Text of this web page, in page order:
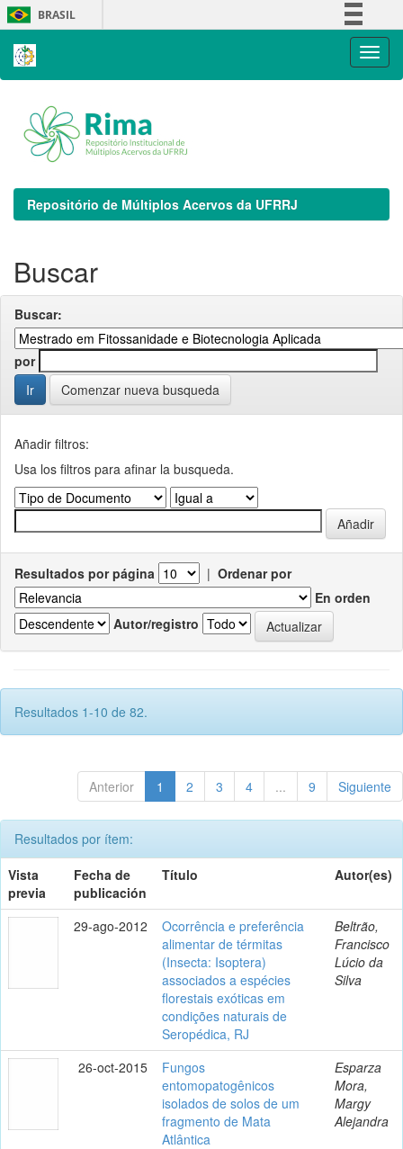
Skip
navigation
BRASIL
Repositório de Múltiplos Acervos da UFRRJ
Buscar
Buscar:
por
Comenzar nueva busqueda
Añadir filtros:
Usa los filtros para afinar la busqueda.
Resultados por página | Ordenar por
En orden
Autor/registro
Resultados 1-10 de 82.
Anterior 1 2 3 4 ... 9 Siguiente
Resultados por ítem:
Vista
previa
Fecha de
publicación
Título Autor(es)
29-ago-2012
Ocorrência e preferência
alimentar de térmitas
(Insecta: Isoptera)
associados a espécies
florestais exóticas em
condições naturais de
Seropédica, RJ
Beltrão,
Francisco
Lúcio da
Silva
26-oct-2015
Fungos
entomopatogênicos
isolados de solos de um
fragmento de Mata
Atlântica
Esparza
Mora,
Margy
Alejandra